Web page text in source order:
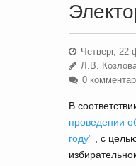
Четверг, 22
Л.В.
0
В
проведении
году” , с